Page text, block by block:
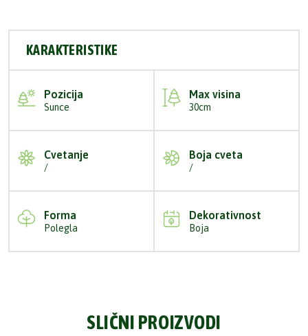
KARAKTERISTIKE
Pozicija
Sunce
Max visina
30cm
Cvetanje
/
Boja cveta
/
Forma
Polegla
Dekorativnost
Boja
SLIČNI PROIZVODI